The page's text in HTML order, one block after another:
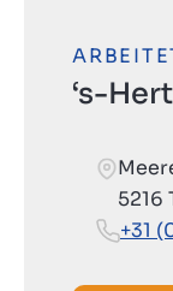
‘s-
5216
+31